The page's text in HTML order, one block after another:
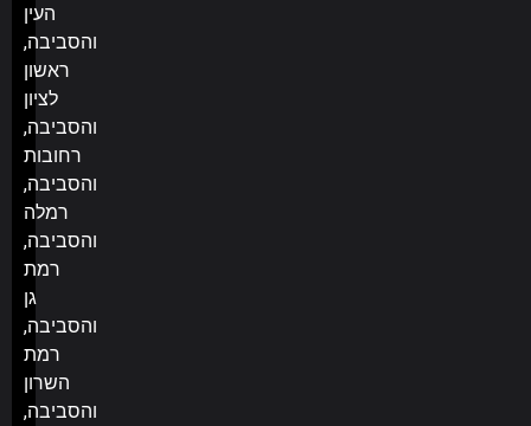
העין
והסביבה,
ראשון
לציון
והסביבה,
רחובות
והסביבה,
רמלה
והסביבה,
רמת
גן
והסביבה,
רמת
השרון
והסביבה,